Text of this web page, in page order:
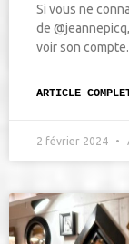
Si vous ne
de
voir son
ARTICLE
2 février 2024